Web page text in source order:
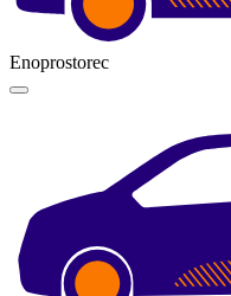
Enoprostorec